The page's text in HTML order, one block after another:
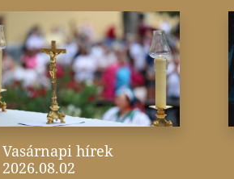
Vasárnapi hírek
2026.08.02